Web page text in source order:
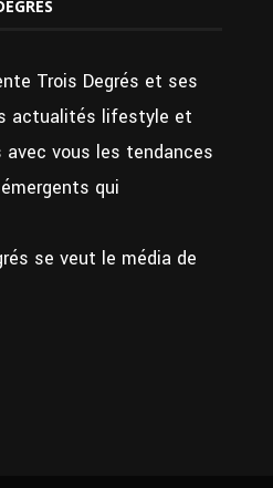
Trois Degrés et ses
actualités lifestyle et
vous les tendances
qui
se veut le média de